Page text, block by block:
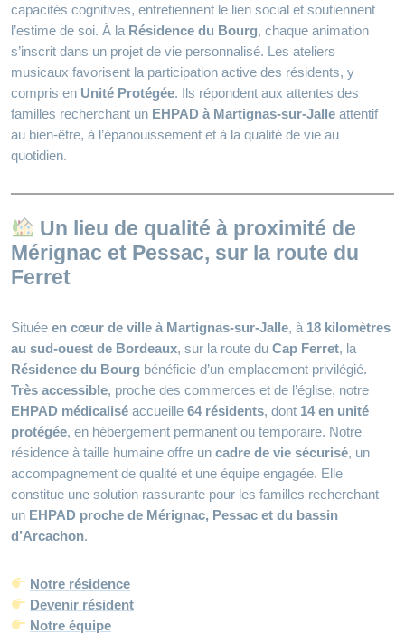
capacités cognitives, entretiennent le lien social et soutiennent
l’estime de soi. À la Résidence du Bourg, chaque animation
s’inscrit dans un projet de vie personnalisé. Les ateliers
musicaux favorisent la participation active des résidents, y
compris en Unité Protégée. Ils répondent aux attentes des
familles recherchant un EHPAD à Martignas‑sur‑Jalle attentif
au bien‑être, à l’épanouissement et à la qualité de vie au
quotidien.
Un lieu de qualité à proximité de
Mérignac et Pessac, sur la route du
Ferret
Située en cœur de ville à Martignas‑sur‑Jalle, à 18 kilomètres
au sud‑ouest de Bordeaux, sur la route du Cap Ferret, la
Résidence du Bourg bénéficie d’un emplacement privilégié.
Très accessible, proche des commerces et de l’église, notre
EHPAD médicalisé accueille 64 résidents, dont 14 en unité
protégée, en hébergement permanent ou temporaire. Notre
résidence à taille humaine offre un cadre de vie sécurisé, un
accompagnement de qualité et une équipe engagée. Elle
constitue une solution rassurante pour les familles recherchant
un EHPAD proche de Mérignac, Pessac et du bassin
d’Arcachon.
Notre résidence
Devenir résident
Notre équipe